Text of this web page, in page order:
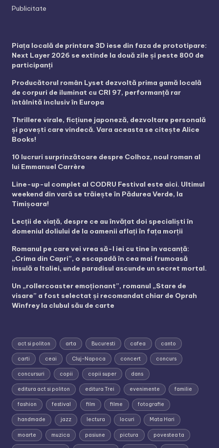
Publicitate
Piața locală de printare 3D iese din faza de prototipare:
Next Layer 2026 se extinde la două zile și peste 800 de
participanți
Producătorul român Lyset dezvoltă prima gamă locală
de corpuri de iluminat cu CRI 97, performanță rar
întâlnită inclusiv în Europa
Thrillere virale, ficțiune japoneză, dezvoltare personală
și povești care vindecă. Vara aceasta se citește Alice
Books!
10 lucruri surprinzătoare despre Colhoz, noul roman al
lui Emmanuel Carrère
Line-up-ul complet al CODRU Festival este aici. Ultimul
weekend din vară se trăiește în Pădurea Verde, la
Timișoara!
Lecții de viață, despre ce au învățat doi specialiști în
domeniul doliului de la oamenii aflați în fața morții
Romanul pe care vei vrea să-l iei cu tine în vacanță:
„Crima din Capri”, o escapadă în cea mai frumoasă
insulă a Italiei, unde paradisul ascunde un secret mortal.
Un „rollercoaster emoționant”, romanul „Stare de
visare” a fost selectat și recomandat chiar de Oprah
Winfrey la clubul său de carte
act si politon arta Bucuresti cafea canto
carti ceai Cluj-Napoca concert concurs
concursuri copii copii super dans
editura act si politon editura Trei evenimente familie
fashion festival film filme fotografie
handmade jazz lectura locuri Mata Hari
moarte muzica pasiune pictura povestea ta